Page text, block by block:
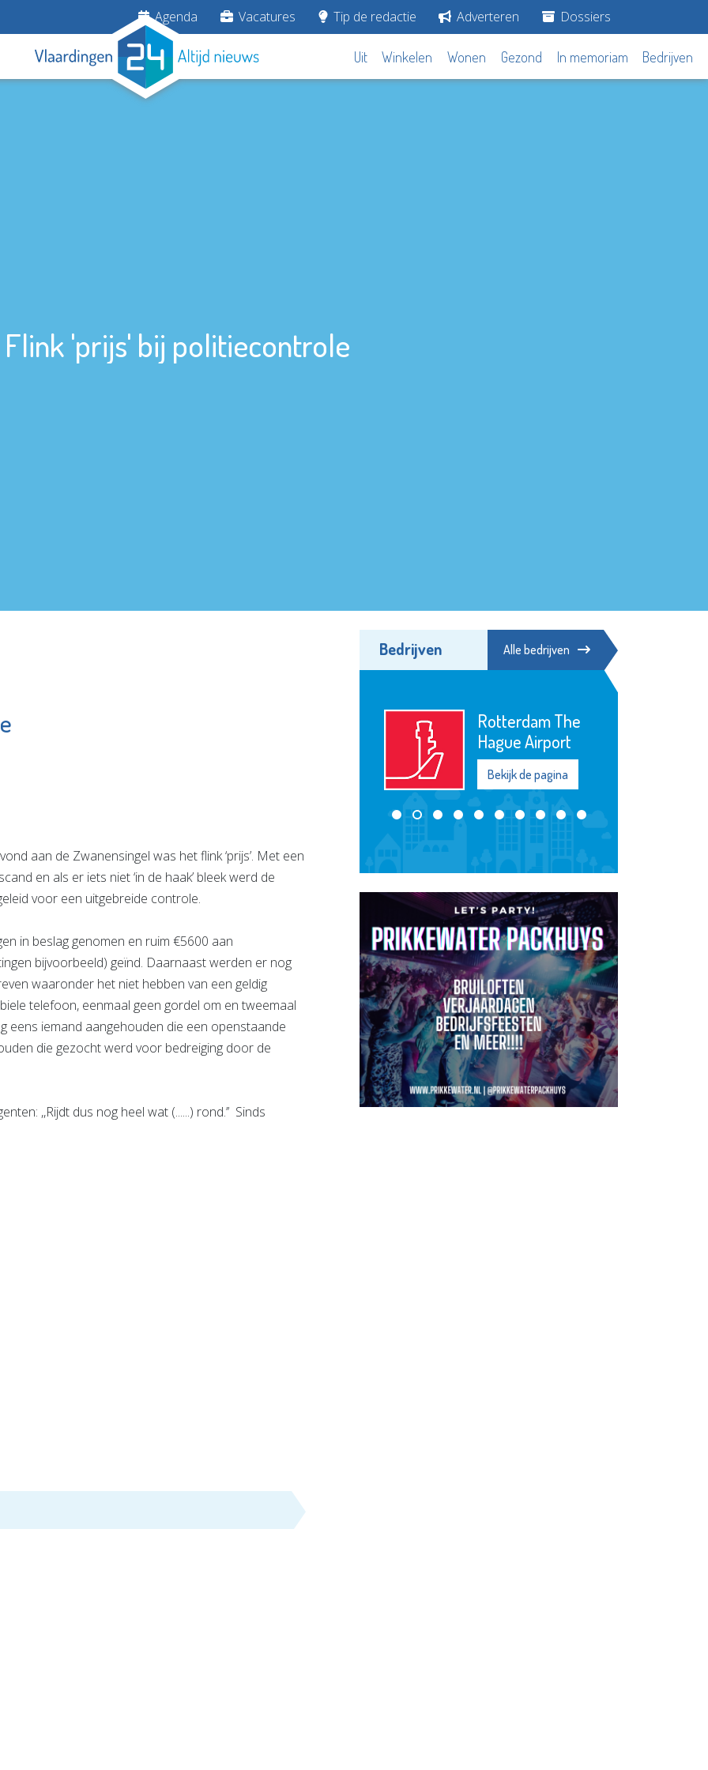
Agenda Vacatures Tip de redactie Adverteren Dossiers
Uit Winkelen Wonen Gezond In memoriam Bedrijven
Flink 'prijs' bij politiecontrole
aan de Zwanensingel was het flink ‘prijs’. Met een
en als er iets niet ‘in de haak’ bleek werd de
voor een uitgebreide controle.
in beslag genomen en ruim €5600 aan
bijvoorbeeld) geïnd. Daarnaast werden er nog
waaronder het niet hebben van een geldig
telefoon, eenmaal geen gordel om en tweemaal
eens iemand aangehouden die een openstaande
die gezocht werd voor bedreiging door de
,,Rijdt dus nog heel wat (......) rond.’’ Sinds
Bedrijven Alle bedrijven
aan
Rotterdam The
Hague Airport
Bekijk de pagina